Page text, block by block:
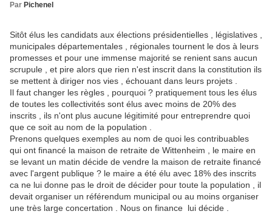
Par Pichenel
Sitôt élus les candidats aux élections présidentielles , législatives ,
municipales départementales , régionales tournent le dos à leurs
promesses et pour une immense majorité se renient sans aucun
scrupule , et pire alors que rien n'est inscrit dans la constitution ils
se mettent à diriger nos vies , échouant dans leurs projets .
Il faut changer les règles , pourquoi ? pratiquement tous les élus
de toutes les collectivités sont élus avec moins de 20% des
inscrits , ils n'ont plus aucune légitimité pour entreprendre quoi
que ce soit au nom de la population .
Prenons quelques exemples au nom de quoi les contribuables
qui ont financé la maison de retraite de Wittenheim , le maire en
se levant un matin décide de vendre la maison de retraite financé
avec l'argent publique ? le maire a été élu avec 18% des inscrits
ca ne lui donne pas le droit de décider pour toute la population , il
devait organiser un référendum municipal ou au moins organiser
une très large concertation . Nous on finance lui décide .